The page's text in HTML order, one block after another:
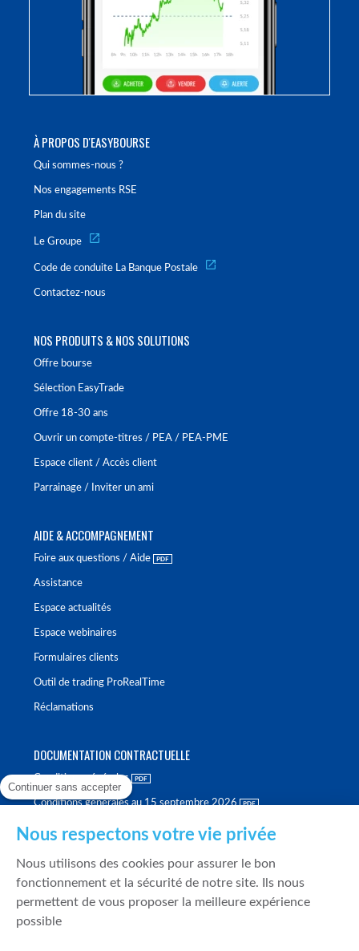
À PROPOS D'EASYBOURSE
Qui sommes-nous ?
Nos engagements RSE
Plan du site
Le Groupe
Code de conduite La Banque Postale
Contactez-nous
NOS PRODUITS & NOS SOLUTIONS
Offre bourse
Sélection EasyTrade
Offre 18-30 ans
Ouvrir un compte-titres / PEA / PEA-PME
Espace client / Accès client
Parrainage / Inviter un ami
AIDE & ACCOMPAGNEMENT
Foire aux questions / Aide
Assistance
Espace actualités
Espace webinaires
Formulaires clients
Outil de trading ProRealTime
Réclamations
DOCUMENTATION CONTRACTUELLE
Conditions générales
Conditions générales au 15 septembre 2026
Politique de meilleure sélection
Politique de durabilité
Fonds de garantie des dépôts et de résolution
Continuer sans accepter
Nous respectons votre vie privée
Nous utilisons des cookies pour assurer le bon
fonctionnement et la sécurité de notre site. Ils nous
permettent de vous proposer la meilleure expérience
possible